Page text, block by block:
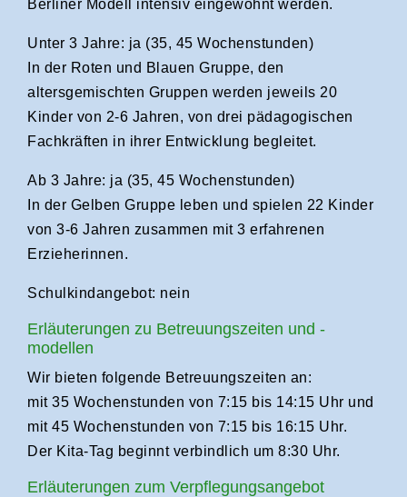
Berliner Modell intensiv eingewöhnt werden.
Unter 3 Jahre: ja (35, 45 Wochenstunden)
In der Roten und Blauen Gruppe, den
altersgemischten Gruppen werden jeweils 20
Kinder von 2-6 Jahren, von drei pädagogischen
Fachkräften in ihrer Entwicklung begleitet.
Ab 3 Jahre: ja (35, 45 Wochenstunden)
In der Gelben Gruppe leben und spielen 22 Kinder
von 3-6 Jahren zusammen mit 3 erfahrenen
Erzieherinnen.
Schulkindangebot: nein
Erläuterungen zu Betreuungszeiten und -
modellen
Wir bieten folgende Betreuungszeiten an:
mit 35 Wochenstunden von 7:15 bis 14:15 Uhr und
mit 45 Wochenstunden von 7:15 bis 16:15 Uhr.
Der Kita-Tag beginnt verbindlich um 8:30 Uhr.
Erläuterungen zum Verpflegungsangebot